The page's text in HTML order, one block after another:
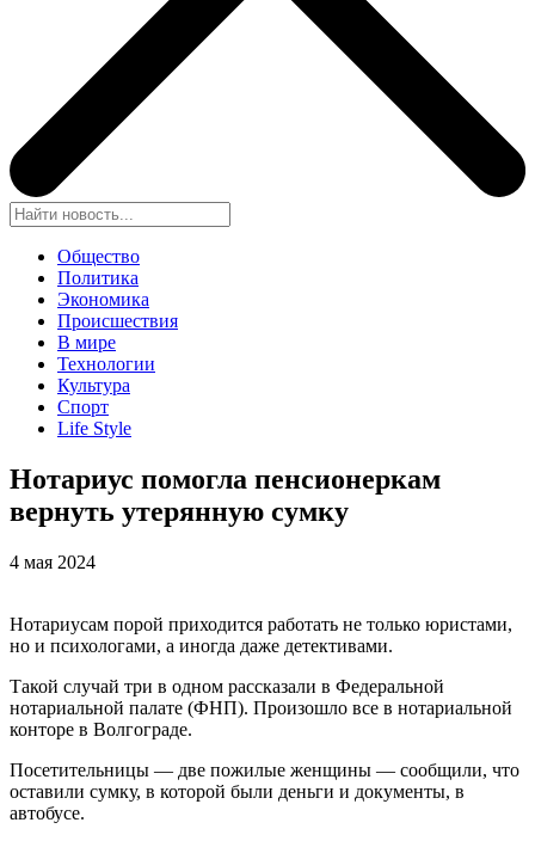
Общество
Политика
Экономика
Происшествия
В мире
Технологии
Культура
Спорт
Life Style
Нотариус помогла пенсионеркам
вернуть утерянную сумку
4 мая 2024
Нотариусам порой приходится работать не только юристами,
но и психологами, а иногда даже детективами.
Такой случай три в одном рассказали в Федеральной
нотариальной палате (ФНП). Произошло все в нотариальной
конторе в Волгограде.
Посетительницы — две пожилые женщины — сообщили, что
оставили сумку, в которой были деньги и документы, в
автобусе.